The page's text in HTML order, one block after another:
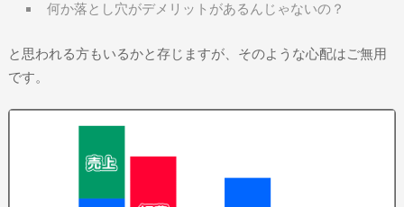
何か落とし穴がデメリットがあるんじゃないの？
と思われる方もいるかと存じますが、そのような心配はご無用
です。